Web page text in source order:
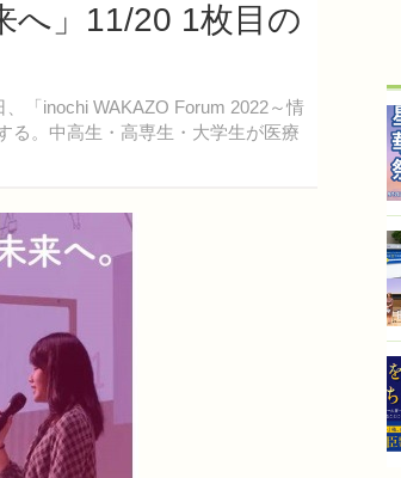
へ」11/20 1枚目の
「inochi WAKAZO Forum 2022～情
る。中高生・高専生・大学生が医療